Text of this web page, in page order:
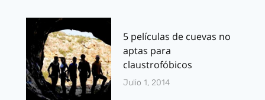
5 películas de cuevas no
aptas para
claustrofóbicos
Julio 1, 2014